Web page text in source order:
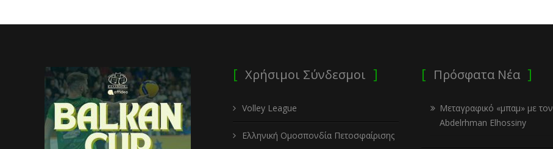
Χρήσιμοι Σύνδεσμοι
Volley League
Ελληνική Ομοσπονδία Πετοσφαίρισης
Πρόσφατα Νέα
Μεταγραφικό «μπαμ» με τον
Abdelrhman Elhossiny